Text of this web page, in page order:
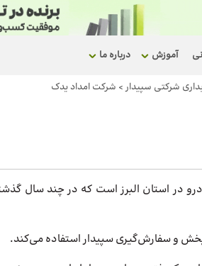
آموزش درباره ما
شرکتی سپیدار> شرکت امداد یدک
پخش و سفارش‌گیری سپیدار استفاده می‌کند.